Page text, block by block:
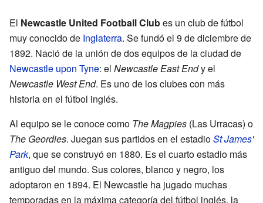
El Newcastle United Football Clubes un club de fútbol
muy conocido de Inglaterra. Se fundó el 9 de diciembre de
1892. Nació de la unión de dos equipos de la ciudad de
Newcastle upon Tyne: el Newcastle East Endy el
Newcastle West End. Es uno de los clubes con más
historia en el fútbol inglés.
Al equipo se le conoce como The Magpies (Las Urracas) o
The Geordies. Juegan sus partidos en el estadioSt James'
Park, que se construyó en 1880. Es el cuarto estadio más
antiguo del mundo. Sus colores, blanco y negro, los
adoptaron en 1894. El Newcastle ha jugado muchas
temporadas en la máxima categoría del fútbol inglés, la